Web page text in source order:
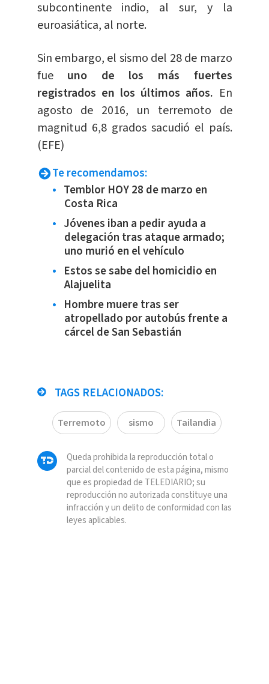
subcontinente indio, al sur, y la
euroasiática, al norte.
Sin embargo, el sismo del 28 de marzo
fue uno de los más fuertes
registrados en los últimos años. En
agosto de 2016, un terremoto de
magnitud 6,8 grados sacudió el país.
(EFE)
Te recomendamos:
Temblor HOY 28 de marzo en
Costa Rica
Jóvenes iban a pedir ayuda a
delegación tras ataque armado;
uno murió en el vehículo
Estos se sabe del homicidio en
Alajuelita
Hombre muere tras ser
atropellado por autobús frente a
cárcel de San Sebastián
TAGS RELACIONADOS:
Terremoto sismo Tailandia
Queda prohibida la reproducción total o
parcial del contenido de esta página, mismo
que es propiedad de TELEDIARIO; su
reproducción no autorizada constituye una
infracción y un delito de conformidad con las
leyes aplicables.